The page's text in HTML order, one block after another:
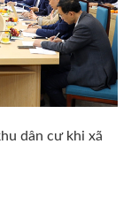
dân cư khi xã